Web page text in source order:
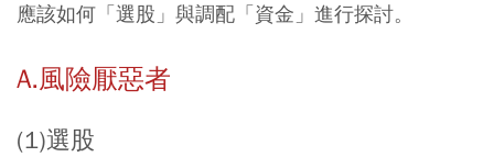
應該如何「選股」與調配「資金」進行探討。
A.風險厭惡者
(1)選股